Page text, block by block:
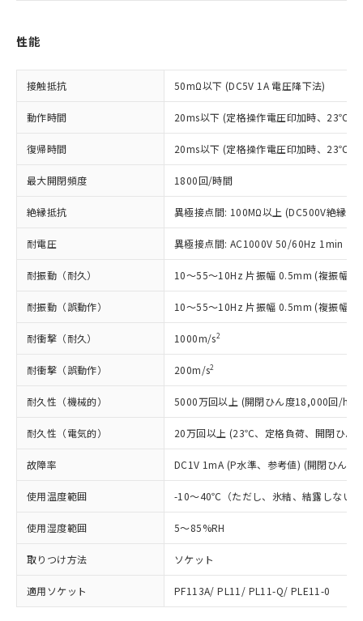
性能
接触抵抗 50mΩ以下 (DC5V 1A 電圧降下法)
動作時間 20ms以下 (定格操作電圧印加時、23℃、
復帰時間 20ms以下 (定格操作電圧印加時、23℃、
最大開閉頻度 1800回/時間
絶縁抵抗 異極接点間: 100MΩ以上 (DC500V絶縁抵
耐電圧 異極接点間: AC1000V 50/60Hz 1min
耐振動（耐久） 10～55～10Hz 片振幅 0.5mm (複振幅
耐振動（誤動作） 10～55～10Hz 片振幅 0.5mm (複振幅
耐衝撃（耐久） 1000m/s2
耐衝撃（誤動作） 200m/s2
耐久性（機械的） 5000万回以上 (開閉ひん度18,000回/h)
耐久性（電気的） 20万回以上 (23℃、定格負荷、開閉ひん
故障率 DC1V 1mA (P水準、参考値) (開閉ひん
使用温度範囲 -10～40℃（ただし、氷結、結露しない
使用湿度範囲 5～85%RH
取りつけ方法 ソケット
適用ソケット PF113A/ PL11/ PL11-Q/ PLE11-0
ご利用条件
ご利用ください。
本サービスは、当社制御機器事業取扱
商品の当社在庫状況および標準価格
(税抜)を提供させていただくもので
当社制御機器事業取扱商品の中には、
本サービスの対象外となる商品もある
ことをご了承ください。
在庫状況および標準価格照会結果は、
記載している更新日時点での社内デー
タに基づき作成されるものであり、閲
覧された時点での実際の在庫および標
準価格とは異なる場合があることをご
了承ください。
正式な納期状況および標準価格はお客
様のお取引先、またはお客様担当のオ
ムロン制御機器販売店・当社販売員に
ご相談ください。
オムロン制御機器販売店や当社販売拠
点は「
販売ネットワーク
」をご確認
在庫状況および標準価格結果を当社の
事前の承諾なく第三者に漏洩または開
示しないようお願いします。
マイパーツ機能（部品リスト作成サー
ビス）をご利用いただくには、I-Web
メンバーズにご登録されている必要が
お客様が当ウェブサイト上で当社にご
登録された部品リストについて、当社
および当社の共同利用者が、当社の製
品・サービスに関するお客様との取
調査・確認中：EU RoHS指令（10物質）の
非含有の対応状況を調査中または確認中の
商品です。
非該当品：ライセンス料など無形物で、有
害物質有無と関係のない商品です。
仕入先様の事情により、非含有部品として
いたものが、含有品と判明した場合などや
むを得ず変更することがあります。
*EU RoHS指令（10物質）：
鉛(Pb) 1000ppm以下、 水銀(Hg) 1000ppm以下、 カド
ミウム(Cd) 100ppm以下、
六価クロム(Cr(Ⅵ)) 1000ppm以下、ポリ臭化ビフェニル
類(PBB) 1000ppm以下、ポリ臭化ジフェニルエーテル類
(PBDE) 1000ppm以下、フタル酸ビス(2-エチルヘキシ
ル) (DEHP)(別名：DOP) 1000ppm以下、フタル酸ブチ
ルベンジル（BBP） 1000ppm以下、フタル酸ジブチル
（DBP） 1000ppm以下、フタル酸ジイソブチル
但し、RoHS指令で産業用監視および制御機器に対する
図的な使用がないことを確認しています。
部品在庫の切り替え状況などにより、予定
月が前後することがあります。
※3 非含有証明書ダウンロード
下記の非含有証明書をダウンロードするこ
※1 中国RoHS○×表
「○」：最大均質材料含有率が中国RoHSの
基準値以下であることを示します。
「×」：最大均質材料含有率が中国RoHSの
基準値を超えていることを示します。
「－」：未確認です。当社販売部門へお問
い合わせください。
*中国RoHS10物質の基準値 (GB/T26572)：
Pb(鉛) :1000ppm、 Hg(水銀) : 1000ppm、 Cd(カドミウ
ニル類) : 1000ppm、 PBDEs(ポリ臭化ジフェニルエーテ
DBP(フタル酸ジブチル) : 1000ppm、 DIBP(フタル酸ジ
イソブチル) : 1000ppm、 BBP(フタル酸ブチルベンジ
DEHP(フタル酸ビス(2-エチルヘキシル)) : 1000ppm
※2 環境保護使用期限
「ｅ」：有害物質（10物質）のすべてが基
準値以下であることを示します。
「10」：通常の使用状況下において有害物
質が外部に漏えいし、環境に深刻な影響を
「－」：未確認です。当社販売部門へお問
い合わせください。
当社は、これら貴社製品のうち、外国
為替および外国貿易法に定める商品
（以下｢規制貨物等」という）を輸出
または国外への提供する場合は、日本
可)を取得するなどの必要な手続きを
とります。
全に破砕するなど、違法に輸出されな
いよう必要な手段を講じます。
当社は貴社製品を、核兵器、ミサイ
ル、化学兵器、生物兵器またはその他
武器並びにこれらの製造装置等に一切
使用いたしません。
当社は、貴社製品を第三者に販売する
場合は、上記1、2および3の内容を当
該第三者に通知します。また当社は、
法に輸出するおそれがある場合は、取
り引きをいたしません。
号
○ 一定数以上の在庫あり
一定数には満たないが在庫あり
在庫なし(最新の在庫状況につ
いては、お客様のお取引先、ま
たはお客様担当のオムロン制御
機器販売店・当社販売員にご確
空
受注生産機種、また在庫状況の
情報を公開していない機種